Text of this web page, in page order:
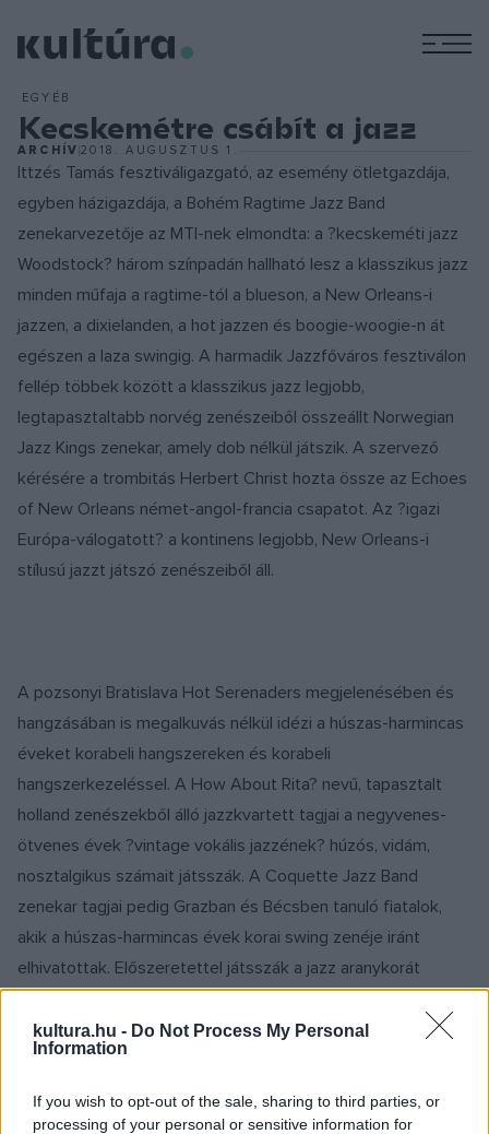
kultura.hu - Do Not Process My Personal
Information
If you wish to opt-out of the sale, sharing to third parties, or
processing of your personal or sensitive information for
EGYÉB
Kecskemétre csábít a jazz
ARCHÍV2018. AUGUSZTUS 1.
Ittzés Tamás fesztiváligazgató, az esemény ötletgazdája,
egyben házigazdája, a Bohém Ragtime Jazz Band
zenekarvezetője az MTI-nek elmondta: a ?kecskeméti jazz
Woodstock? három színpadán hallható lesz a klasszikus jazz
minden műfaja a ragtime-tól a blueson, a New Orleans-i
jazzen, a dixielanden, a hot jazzen és boogie-woogie-n át
egészen a laza swingig. A harmadik Jazzfőváros fesztiválon
fellép többek között a klasszikus jazz legjobb,
legtapasztaltabb norvég zenészeiből összeállt Norwegian
Jazz Kings zenekar, amely dob nélkül játszik. A szervező
kérésére a trombitás Herbert Christ hozta össze az Echoes
of New Orleans német-angol-francia csapatot. Az ?igazi
Európa-válogatott? a kontinens legjobb, New Orleans-i
stílusú jazzt játszó zenészeiből áll.
A pozsonyi Bratislava Hot Serenaders megjelenésében és
hangzásában is megalkuvás nélkül idézi a húszas-harmincas
éveket korabeli hangszereken és korabeli
hangszerkezeléssel. A How About Rita? nevű, tapasztalt
holland zenészekből álló jazzkvartett tagjai a negyvenes-
ötvenes évek ?vintage vokális jazzének? húzós, vidám,
nosztalgikus számait játsszák. A Coquette Jazz Band
zenekar tagjai pedig Grazban és Bécsben tanuló fiatalok,
akik a húszas-harmincas évek korai swing zenéje iránt
elhivatottak. Előszeretettel játsszák a jazz aranykorát
ellátogat Kecskemétre a szakma által a világ vezető
ragtime-zongoristái között számontartott norvég Morten
Gunnar Larsen, az olasz Luca Filastro zongorista és
zeneszerző, akinek komplex zongorajátéka könnyen